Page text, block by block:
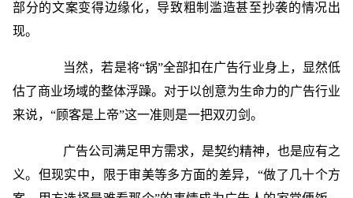
部分的文案变得边缘化，导致粗制滥造甚至抄袭的情况出
现。
当然，若是将“锅”全部扣在广告行业身上，显然低
估了商业场域的整体浮躁。对于以创意为生命力的广告行业
来说，“顾客是上帝”这一准则是一把双刃剑。
广告公司满足甲方需求，是契约精神，也是应有之
义。但现实中，限于审美等多方面的差异，“做了几十个方